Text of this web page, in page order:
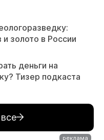
золото в России
деньги на
Тизер подкаста